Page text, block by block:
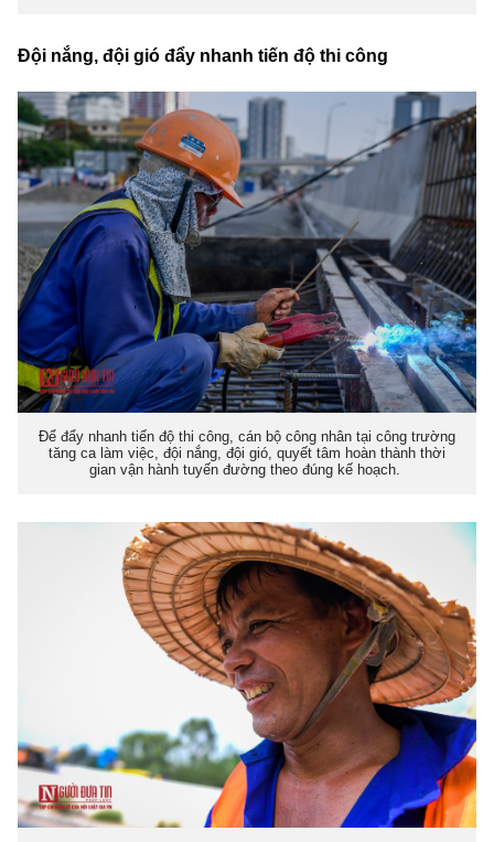
Đội nắng, đội gió đẩy nhanh tiến độ thi công
Để đẩy nhanh tiến độ thi công, cán bộ công nhân tại công trường
tăng ca làm việc, đội nắng, đội gió, quyết tâm hoàn thành thời
gian vận hành tuyến đường theo đúng kế hoạch.